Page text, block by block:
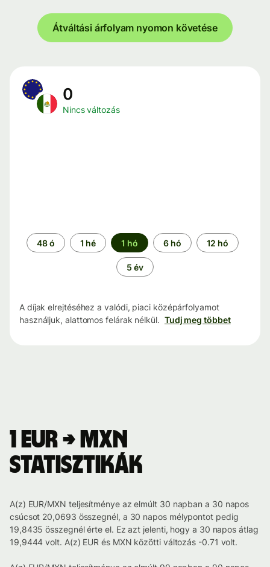
Átváltási árfolyam nyomon követése
0
Nincs változás
Időszak
48 ó 1 hé 1 hó 6 hó 12 hó
5 év
A díjak elrejtéséhez a valódi, piaci középárfolyamot
használjuk, alattomos felárak nélkül. Tudj meg többet
1 EUR → MXN
statisztikák
A(z) EUR/MXN teljesítménye az elmúlt 30 napban a 30 napos
csúcsot 20,0693 összegnél, a 30 napos mélypontot pedig
19,8435 összegnél érte el. Ez azt jelenti, hogy a 30 napos átlag
19,9444 volt. A(z) EUR és MXN közötti változás -0.71 volt.